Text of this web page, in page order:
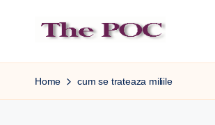
to
contentHome cum se trateaza miliile